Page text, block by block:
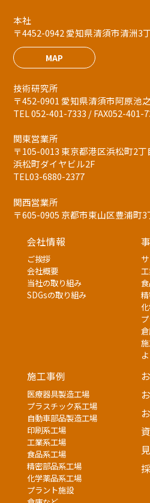
本社
〒4452-0942 愛知県清須市清洲3
MAP
技術研究所
〒452-0901 愛知県清須市阿原池
TEL 052-401-7333 / FAX052-401-
関東営業所
〒105-0013 東京都港区浜松町2丁
浜松町ダイヤビル2F
TEL03-6880-2377
関西営業所
〒605-0905 京都市東山区豊浦町3
会社情報
ご挨拶
会社概要
当社の取り組み
SDGsの取り組み
施工事例
医療器具製造工場
プラスチック系工場
自動車部品製造工場
印刷系工場
工業系工場
食品系工場
精密部品系工場
化学薬品系工場
プラント施設